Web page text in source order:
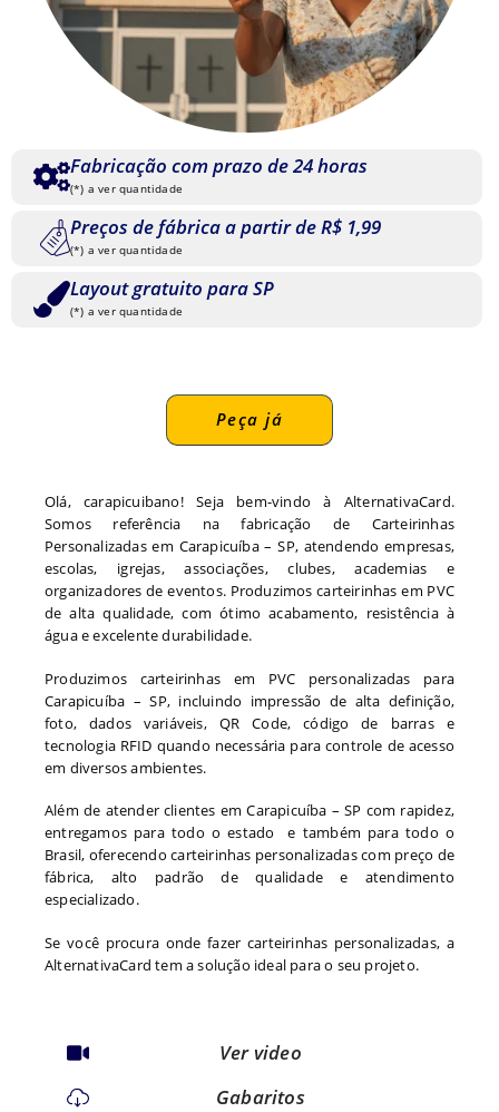
Fabricação com prazo de 24 horas
(*) a ver quantidade
Preços de fábrica a partir de R$ 1,99
(*) a ver quantidade
Layout gratuito para SP
(*) a ver quantidade
Peça já
Olá, carapicuibano! Seja bem-vindo à AlternativaCard.
Somos referência na fabricação de Carteirinhas
Personalizadas em Carapicuíba – SP, atendendo empresas,
escolas, igrejas, associações, clubes, academias e
organizadores de eventos. Produzimos carteirinhas em PVC
de alta qualidade, com ótimo acabamento, resistência à
água e excelente durabilidade.
Produzimos carteirinhas em PVC personalizadas para
Carapicuíba – SP, incluindo impressão de alta definição,
foto, dados variáveis, QR Code, código de barras e
tecnologia RFID quando necessária para controle de acesso
em diversos ambientes.
Além de atender clientes em Carapicuíba – SP com rapidez,
entregamos para todo o estado e também para todo o
Brasil, oferecendo carteirinhas personalizadas com preço de
fábrica, alto padrão de qualidade e atendimento
especializado.
Se você procura onde fazer carteirinhas personalizadas, a
AlternativaCard tem a solução ideal para o seu projeto.
Ver video
Gabaritos